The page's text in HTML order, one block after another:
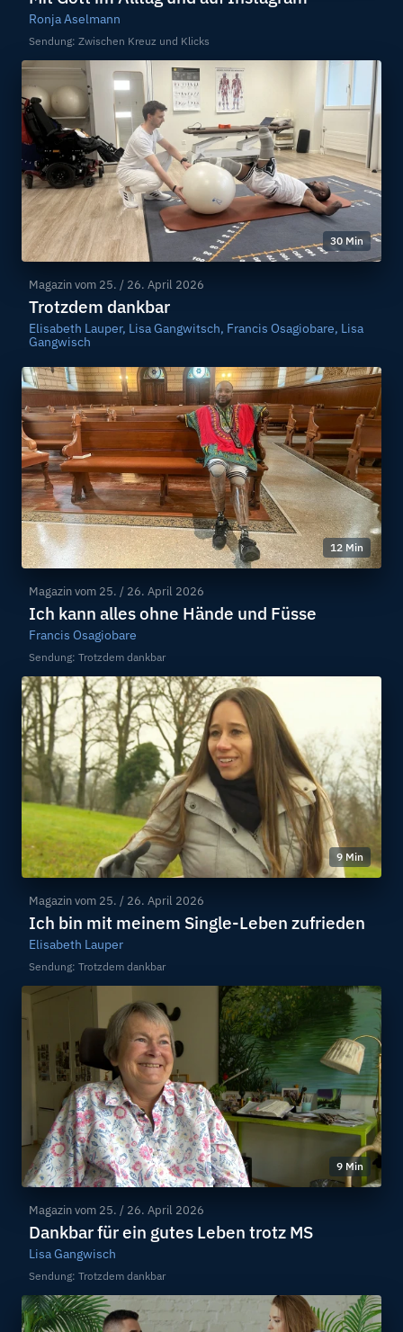
Ronja Aselmann
Sendung: Zwischen Kreuz und Klicks
30 Min
Magazin vom 25. / 26. April 2026
Trotzdem dankbar
Elisabeth Lauper, Lisa Gangwitsch, Francis Osagiobare, Lisa
Gangwisch
12 Min
Magazin vom 25. / 26. April 2026
Ich kann alles ohne Hände und Füsse
Francis Osagiobare
Sendung: Trotzdem dankbar
9 Min
Magazin vom 25. / 26. April 2026
Ich bin mit meinem Single-Leben zufrieden
Elisabeth Lauper
Sendung: Trotzdem dankbar
9 Min
Magazin vom 25. / 26. April 2026
Dankbar für ein gutes Leben trotz MS
Lisa Gangwisch
Sendung: Trotzdem dankbar